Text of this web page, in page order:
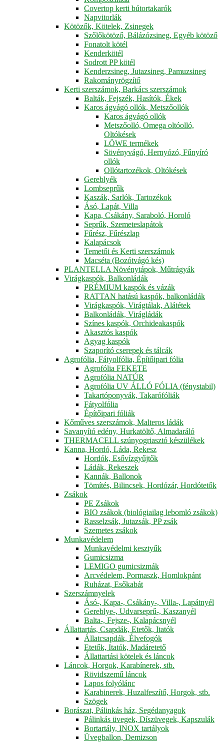
Covertop kerti bútortakarók
Napvitorlák
Kötözők, Kötelek, Zsinegek
Szőlőkötöző, Bálázózsineg, Egyéb kötöző
Fonatolt kötél
Kenderkötél
Sodrott PP kötél
Kenderzsineg, Jutazsineg, Pamuzsineg
Rakományrögzítő
Kerti szerszámok, Barkács szerszámok
Balták, Fejszék, Hasítók, Ékek
Karos ágvágó ollók, Metszőollók
Karos ágvágó ollók
Metszőolló, Omega oltóolló,
Oltókések
LÖWE termékek
Sövényvágó, Hernyózó, Fűnyíró
ollók
Ollótartozékok, Oltókések
Gereblyék
Lombseprűk
Kaszák, Sarlók, Tartozékok
Ásó, Lapát, Villa
Kapa, Csákány, Saraboló, Horoló
Seprűk, Szemeteslapátok
Fűrész, Fűrészlap
Kalapácsok
Temetői és Kerti szerszámok
Macséta (Bozótvágó kés)
PLANTELLA Növénytápok, Műtrágyák
Virágkaspók, Balkonládák
PRÉMIUM kaspók és vázák
RATTAN hatású kaspók, balkonládák
Virágkaspók, Virágtálak, Alátétek
Balkonládák, Virágládák
Színes kaspók, Orchideakaspók
Akasztós kaspók
Agyag kaspók
Szaporító cserepek és tálcák
Agrofólia, Fátyolfólia, Építőipari fólia
Agrofólia FEKETE
Agrofólia NATÚR
Agrofólia UV ÁLLÓ FÓLIA (fénystabil)
Takartóponyvák, Takarófóliák
Fátyolfólia
Építőipari fóliák
Kőműves szerszámok, Malteros ládák
Savanyító edény, Hurkatöltő, Almadaráló
THERMACELL szúnyogriasztó készülékek
Kanna, Hordó, Láda, Rekesz
Hordók, Esővízgyűjtők
Ládák, Rekeszek
Kannák, Ballonok
Tömítés, Bilincsek, Hordózár, Hordótetők
Zsákok
PE Zsákok
BIO zsákok (biológiailag lebomló zsákok)
Rasselzsák, Jutazsák, PP zsák
Szemetes zsákok
Munkavédelem
Munkavédelmi kesztyűk
Gumicsizma
LEMIGO gumicsizmák
Arcvédelem, Pormaszk, Homlokpánt
Ruházat, Esőkabát
Szerszámnyelek
Ásó-, Kapa-, Csákány-, Villa-, Lapátnyél
Gereblye-, Udvarseprű-, Kaszanyél
Balta-, Fejsze-, Kalapácsnyél
Állattartás, Csapdák, Etetők, Itatók
Állatcsapdák, Élvefogók
Etetők, Itatók, Madáretető
Állattartási kötelek és láncok
Láncok, Horgok, Karabínerek, stb.
Rövidszemű láncok
Lapos folyólánc
Karabinerek, Huzalfeszítő, Horgok, stb.
Szögek
Borászat, Pálinkás ház, Segédanyagok
Pálinkás üvegek, Díszüvegek, Kapszulák
Bortartály, INOX tartályok
Üvegballon, Demizson